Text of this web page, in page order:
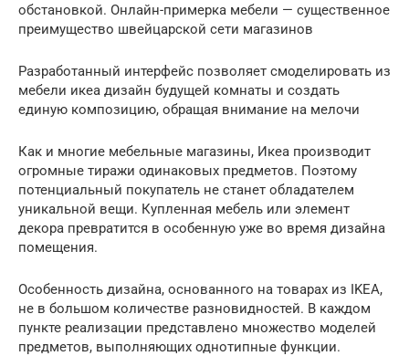
обстановкой. Онлайн-примерка мебели — существенное
преимущество швейцарской сети магазинов
Разработанный интерфейс позволяет смоделировать из
мебели икеа дизайн будущей комнаты и создать
единую композицию, обращая внимание на мелочи
Как и многие мебельные магазины, Икеа производит
огромные тиражи одинаковых предметов. Поэтому
потенциальный покупатель не станет обладателем
уникальной вещи. Купленная мебель или элемент
декора превратится в особенную уже во время дизайна
помещения.
Особенность дизайна, основанного на товарах из IKEA,
не в большом количестве разновидностей. В каждом
пункте реализации представлено множество моделей
предметов, выполняющих однотипные функции.